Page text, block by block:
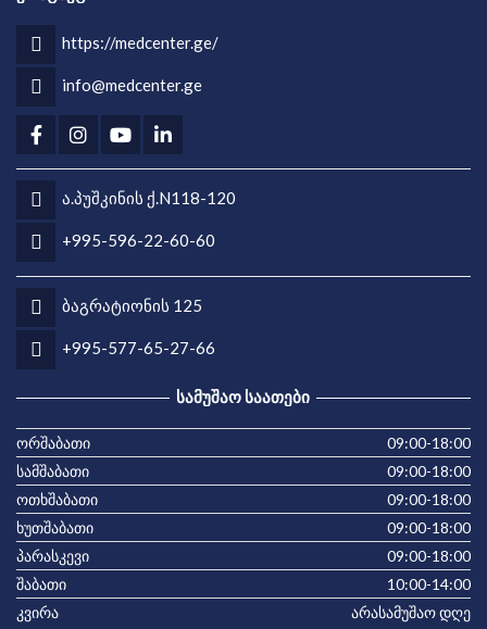
https://medcenter.ge/
info@medcenter.ge
ა.პუშკინის ქ.N118-120
+995-596-22-60-60
ბაგრატიონის 125
+995-577-65-27-66
ᲡᲐᲛᲣᲨᲐᲝ ᲡᲐᲐᲗᲔᲑᲘ
ორშაბათი
09:00-18:00
სამშაბათი
09:00-18:00
ოთხშაბათი
09:00-18:00
ხუთშაბათი
09:00-18:00
პარასკევი
09:00-18:00
შაბათი
10:00-14:00
კვირა
არასამუშაო დღე